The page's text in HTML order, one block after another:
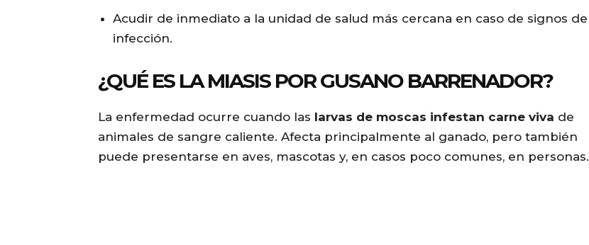
Acudir de inmediato a la unidad de salud más cercana en caso de signos de
infección.
¿QUÉ ES LA MIASIS POR GUSANO BARRENADOR?
La enfermedad ocurre cuando las larvas de moscas infestan carne viva de
animales de sangre caliente. Afecta principalmente al ganado, pero también
puede presentarse en aves, mascotas y, en casos poco comunes, en personas.